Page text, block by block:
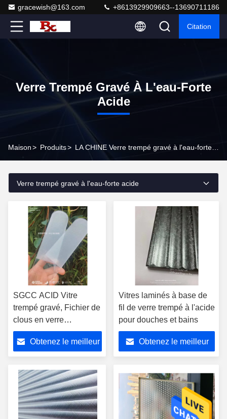
gracewish@163.com +8613929909663--13690711186
Citation
Verre Trempé Gravé À L'eau-Forte
Acide
Maison> Produits>
Verre trempé gravé à l'eau-forte acide
SGCC ACID Vitre
trempé gravé, Fichier de
clous en verre
transparent
Obtenez le meilleur
Vitres laminés à base de
fil de verre trempé à l'acide
pour douches et bains
Obtenez le meilleur